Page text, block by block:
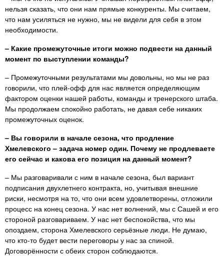
нельзя сказать, что они нам прямые конкуренты. Мы считаем,
что нам усиляться не нужно, мы не видели для себя в этом
необходимости.
– Какие промежуточные итоги можно подвести на данный
момент по выступлении команды?
– Промежуточными результатами мы довольны, но мы не раз
говорили, что плей-офф для нас является определяющим
фактором оценки нашей работы, команды и тренерского штаба.
Мы продолжаем спокойно работать, не давая себе никаких
промежуточных оценок.
– Вы говорили в начале сезона, что продление
Хмелевского – задача номер один. Почему не продлеваете
его сейчас и какова его позиция на данный момент?
– Мы разговаривали с ним в начале сезона, был вариант
подписания двухлетнего контракта, но, учитывая внешние
риски, несмотря на то, что они всем удовлетворены, отложили
процесс на конец сезона. У нас нет волнений, мы с Сашей и его
стороной разговариваем. У нас нет беспокойства, что мы
опоздаем, сторона Хмелевского серьёзные люди. Не думаю,
что кто-то будет вести переговоры у нас за спиной.
Договорённости с обеих сторон соблюдаются.